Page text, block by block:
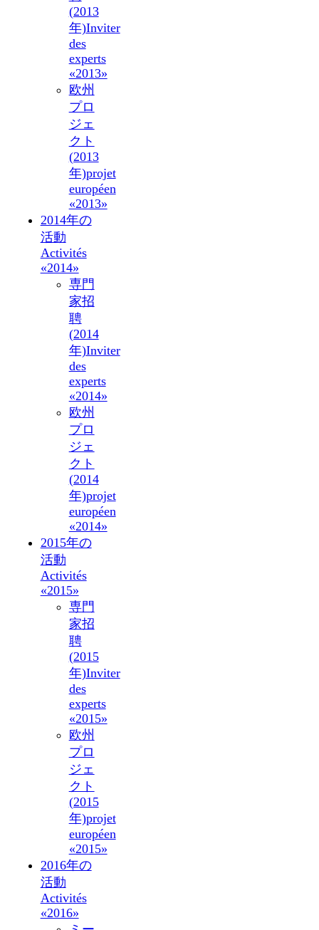
(2013
年)Inviter
des
experts
«2013»
欧州
プロ
ジェ
クト
(2013
年)projet
européen
«2013»
2014年の
活動
Activités
«2014»
専門
家招
聘
(2014
年)Inviter
des
experts
«2014»
欧州
プロ
ジェ
クト
(2014
年)projet
européen
«2014»
2015年の
活動
Activités
«2015»
専門
家招
聘
(2015
年)Inviter
des
experts
«2015»
欧州
プロ
ジェ
クト
(2015
年)projet
européen
«2015»
2016年の
活動
Activités
«2016»